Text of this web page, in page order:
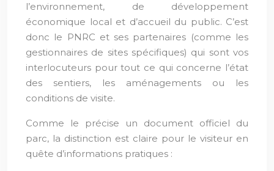
l’environnement, de développement
économique local et d’accueil du public. C’est
donc le PNRC et ses partenaires (comme les
gestionnaires de sites spécifiques) qui sont vos
interlocuteurs pour tout ce qui concerne l’état
des sentiers, les aménagements ou les
conditions de visite.
Comme le précise un document officiel du
parc, la distinction est claire pour le visiteur en
quête d’informations pratiques :